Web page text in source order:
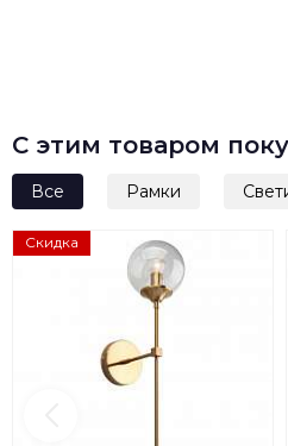
С этим товаром
Все Рамки
Скидка